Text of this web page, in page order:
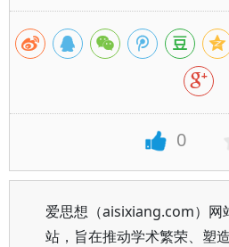
0
爱思想（aisixiang.com）网
站，旨在推动学术繁荣、塑造